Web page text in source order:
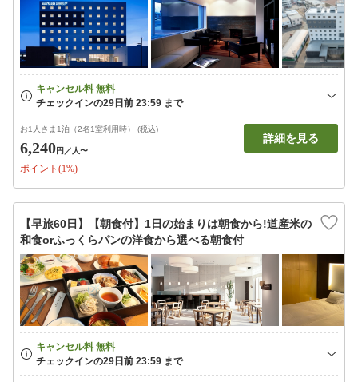
お1人さま1泊（2名1室利用時） (税込)
6,240円 ／人〜
ポイント(1%)
詳細を見る
【早旅60日】【朝食付】1日の始まりは朝食から!道産米の
和食orふっくらパンの洋食から選べる朝食付